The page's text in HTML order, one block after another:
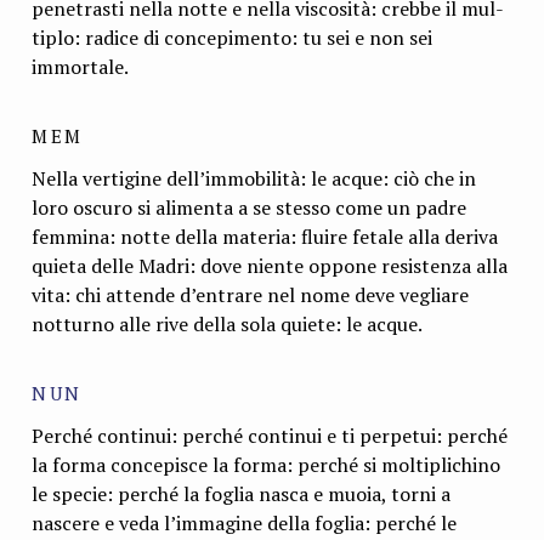
penetrasti nella notte e nella viscosità: crebbe il mul­
tiplo: radice di concepimento: tu sei e non sei
immortale.
MEM
Nella vertigine dell’immobilità: le acque: ciò che in
loro oscuro si alimenta a se stesso come un padre
femmina: notte della materia: fluire fetale alla deriva
quieta delle Madri: dove niente oppone resistenza alla
vita: chi attende d’en­trare nel nome deve vegliare
notturno alle rive della sola quiete: le acque.
NUN
Perché continui: perché continui e ti perpetui: perché
la forma concepisce la forma: perché si moltiplichino
le specie: perché la foglia nasca e muoia, torni a
nascere e veda l’immagine della foglia: perché le